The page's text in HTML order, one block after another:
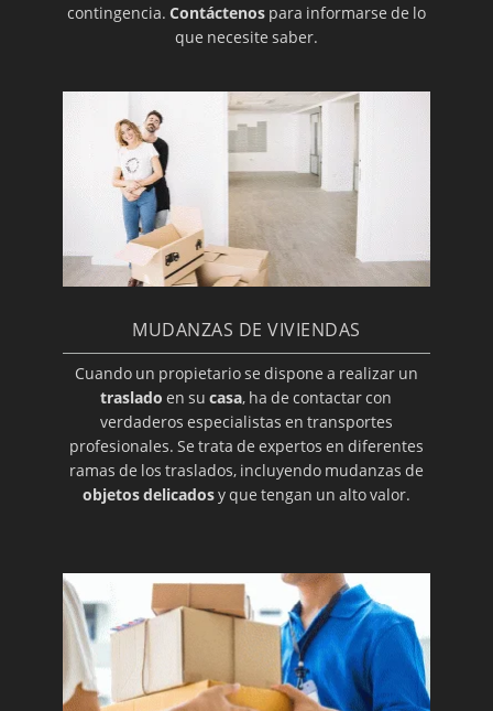
contingencia. Contáctenospara informarse de lo
que necesite saber.
MUDANZAS DE VIVIENDAS
Cuando un propietario se dispone a realizar un
traslado en sucasa, ha de contactar con
verdaderos especialistas en transportes
profesionales. Se trata de expertos en diferentes
ramas de los traslados, incluyendo mudanzas de
objetos delicadosy que tengan un alto valor.